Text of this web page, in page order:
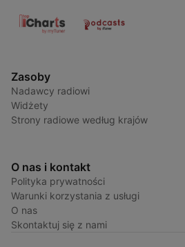
Zasoby
Nadawcy radiowi
Widżety
Strony radiowe według krajów
O nas i kontakt
Polityka prywatności
Warunki korzystania z usługi
O nas
Skontaktuj się z nami